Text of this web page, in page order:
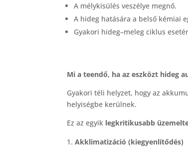
A mélykisülés veszélye megnő.
A hideg hatására a belső kémiai
Gyakori hideg–meleg ciklus
Mi a teendő, ha az eszközt hideg
Gyakori téli helyzet, hogy az
helyiségbe kerülnek.
Ez az egyik legkritikusabb
Akklimatizáció (kiegyenlítődés)